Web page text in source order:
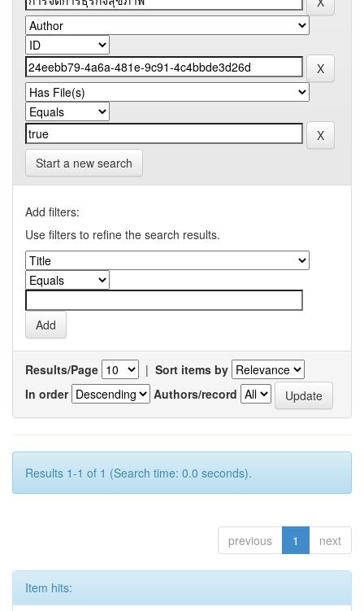
Start a new search
Add filters:
Use filters to refine the search results.
Results/Page | Sort items by
In order
Authors/record
Results 1-1 of 1 (Search time: 0.0 seconds).
previous 1 next
Item hits: